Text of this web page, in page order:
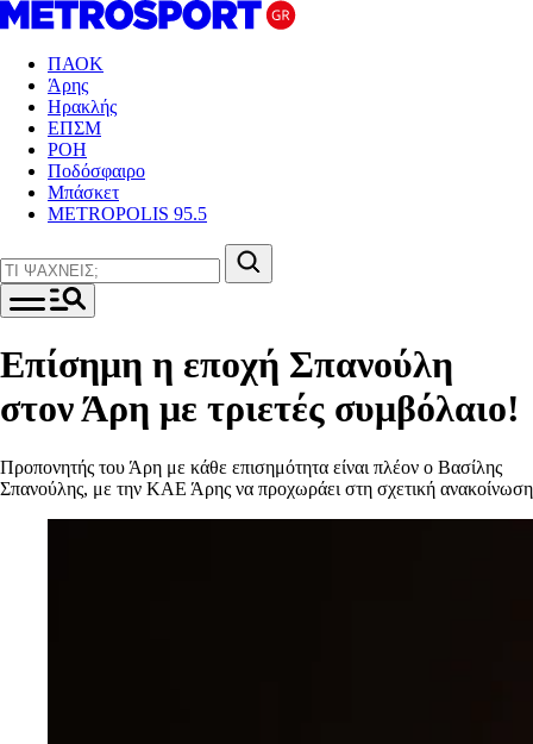
ΠΑΟΚ
Άρης
Ηρακλής
ΕΠΣΜ
ΡΟΗ
Ποδόσφαιρο
Μπάσκετ
METROPOLIS 95.5
Επίσημη η εποχή Σπανούλη
στον Άρη με τριετές συμβόλαιο!
Προπονητής του Άρη με κάθε επισημότητα είναι πλέον ο Βασίλης
Σπανούλης, με την ΚΑΕ Άρης να προχωράει στη σχετική ανακοίνωση